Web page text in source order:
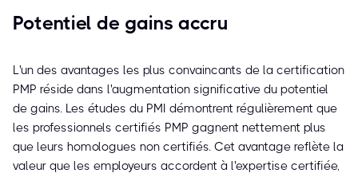
Potentiel de gains accru
L'un des avantages les plus convaincants de la certification
PMP réside dans l'augmentation significative du potentiel
de gains. Les études du PMI démontrent régulièrement que
les professionnels certifiés PMP gagnent nettement plus
que leurs homologues non certifiés. Cet avantage reflète la
valeur que les employeurs accordent à l'expertise certifiée,